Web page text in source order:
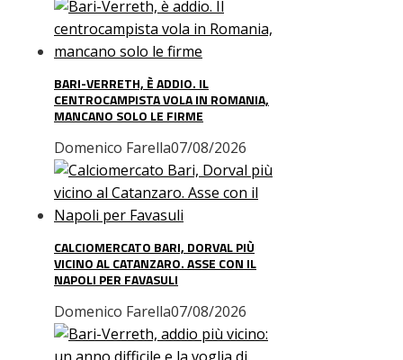
BARI-VERRETH, È ADDIO. IL
CENTROCAMPISTA VOLA IN ROMANIA,
MANCANO SOLO LE FIRME
Domenico Farella07/08/2026
CALCIOMERCATO BARI, DORVAL PIÙ
VICINO AL CATANZARO. ASSE CON IL
NAPOLI PER FAVASULI
Domenico Farella07/08/2026